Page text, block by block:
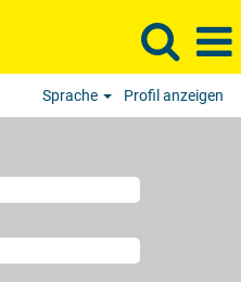
Sprache Profil anzeigen